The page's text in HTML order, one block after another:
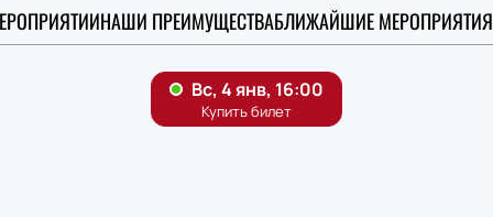
НАШИ ПРЕИМУЩЕСТВАБЛИЖАЙШИЕ МЕРОПРИЯТИЯ